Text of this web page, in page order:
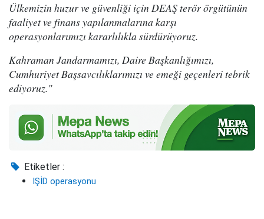
Ülkemizin huzur ve güvenliği için DEAŞ terör örgütünün
faaliyet ve finans yapılanmalarına karşı
operasyonlarımızı kararlılıkla sürdürüyoruz.
Kahraman Jandarmamızı, Daire Başkanlığımızı,
Cumhuriyet Başsavcılıklarımızı ve emeği geçenleri tebrik
ediyoruz."
Etiketler :
IŞİD operasyonu